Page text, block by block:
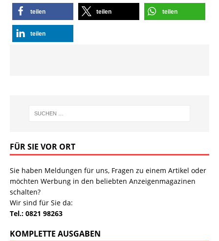
teilen teilen teilen
teilen
FÜR SIE VOR ORT
Sie haben Meldungen für uns, Fragen zu einem Artikel oder
möchten Werbung in den beliebten Anzeigenmagazinen
schalten?
Wir sind für Sie da:
Tel.: 0821 98263
KOMPLETTE AUSGABEN